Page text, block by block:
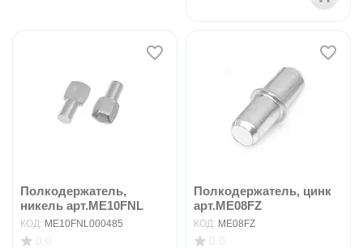
Полкодержатель,
никель арт.ME10FNL
КОД: ME10FNL000485
Полкодержатель, цинк
арт.ME08FZ
КОД: ME08FZ